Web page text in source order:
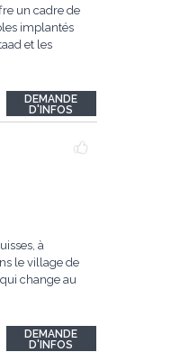
un cadre de
implantés
et les
DEMANDE
D'INFOS
à
le village de
change au
DEMANDE
D'INFOS